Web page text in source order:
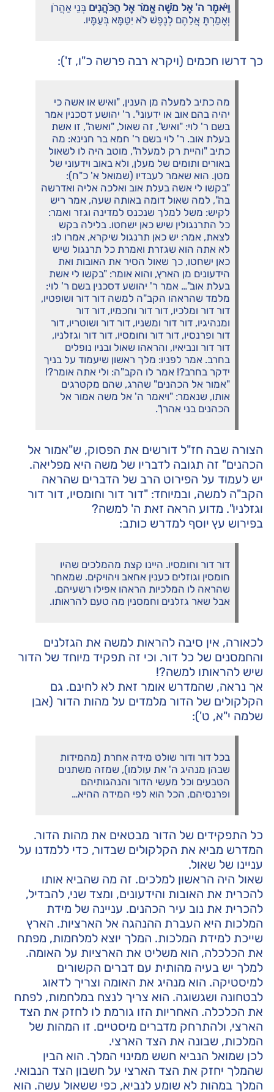
וַיֹּאמֶר ה' אֶל מֹשֶׁה אֱמֹר אֶל הַכֹּהֲנִים בְּנֵי אַהֲרֹן
וְאָמַרְתָּ אֲלֵהֶם לְנֶפֶשׁ לֹא יִטַּמָּא בְּעַמָּיו.
כך דרשו חכמים (ויקרא רבה פרשה כ"ו, ז'):
מה כתיב למעלה מן הענין, "ואיש או אשה כי
יהיה בהם אוב או ידעוני". ר' יהושע דסכנין אמר
בשם ר' לוי: "ואיש", זה שאול, "ואשה", זו אשת
בעלת אוב. ר' לוי בשם ר' חמא בר חנינא: מה
כתיב "והיית רק למעלה", מוטב היה לו לשאול
באורים ותומים של מעלן, ולא באוב וידעוני של
מטן. הוא שאמר לעבדיו (שמואל א' כ"ח):
"בקשו לי אשה בעלת אוב ואלכה אליה ואדרשה
בה", למה שאול דומה באותה שעה, אמר ריש
לקיש: משל למלך שנכנס למדינה וגזר ואמר:
כל התרנגולין שיש כאן ישחטו. בלילה בקש
לצאת, אמר: יש כאן תרנגול שיקרא, אמרו לו:
לא אתה הוא שגזרת ואמרת כל תרנגול שיש
כאן ישחטו, כך שאול הסיר את האובות ואת
הידעונים מן הארץ, והוא אומר: "בקשו לי אשת
בעלת אוב"… אמר ר' יהושע דסכנין בשם ר' לוי:
מלמד שהראהו הקב"ה למשה דור דור ושופטיו,
דור דור ומלכיו, דור דור וחכמיו, דור דור
ומנהיגיו, דור דור ומשניו, דור דור ושוטריו, דור
דור ופרנסיו, דור דור וחומסיו, דור דור וגזלניו,
דור דור ונביאיו, והראהו שאול ובניו נופלים
בחרב. אמר לפניו: מלך ראשון שיעמוד על בניך
ידקר בחרב?! אמר לו הקב"ה: ולי אתה אומר?!
"אמור אל הכהנים" שהרג, שהם מקטרגים
אותו, שנאמר: "ויאמר ה' אל משה אמור אל
הכהנים בני אהרן".
הצורה שבה חז"ל דורשים את הפסוק, ש"אמור אל
הכהנים" זה תגובה לדבריו של משה היא מפליאה.
יש לעמוד על הפירוט הרב של הדברים שהראה
הקב"ה למשה, ובמיוחד: "דור דור וחומסיו, דור דור
וגזלניו". מדוע הראה זאת ה' למשה?
בפירוש עץ יוסף למדרש כותב:
דור דור וחומסיו. היינו קצת מהמלכים שהיו
חומסין וגוזלים כענין אחאב ויהויקים. שמאחר
שהראה לו המלכיות הראהו אפילו רשעיהם.
אבל שאר גזלנים וחמסנין מה טעם להראותו.
לכאורה, אין סיבה להראות למשה את הגזלנים
והחמסנים של כל דור. וכי זה תפקיד מיוחד של הדור
שיש להראותו למשה?!
אך נראה, שהמדרש אומר זאת לא לחינם. גם
הקלקולים של הדור מלמדים על מהות הדור (אבן
שלמה י"א, ט'):
בכל דור ודור שולט מידה אחרת (מהמידות
שבהן מנהיג ה' את עולמו), שמזה משתנים
הטבעים וכל מעשי הדור והנהגותיהם
ופרנסיהם, הכל הוא לפי המידה ההיא…
כל התפקידים של הדור מבטאים את מהות הדור.
המדרש מביא את הקלקולים שבדור, כדי ללמדנו על
עניינו של שאול.
שאול היה הראשון למלכים. זה מה שהביא אותו
להכרית את האובות והידעונים, ומצד שני, להבדיל,
להכרית את נוב עיר הכהנים. עניינה של מידת
המלכות היא העברת ההנהגה אל הארציות. הארץ
שייכת למידת המלכות. המלך יוצא למלחמות, מפתח
את הכלכלה, הוא משליט את הארציות על האומה.
למלך יש בעיה מהותית עם דברים הקשורים
למיסטיקה. הוא מנהיג את האומה וצריך לדאוג
לבטחונה ושגשוגה. הוא צריך לנצח במלחמות, לפתח
את הכלכלה. האחריות הזו גורמת לו לחזק את הצד
הארצי, ולהתרחק מדברים מיסטיים. זו המהות של
המלכות, שבונה את הצד הארצי.
לכן שמואל הנביא חשש ממינוי המלך. הוא הבין
שהמלך יחזק את הצד הארצי על חשבון הצד הנבואי.
המלך במהות לא שומע לנביא, כפי ששאול עשה. הוא